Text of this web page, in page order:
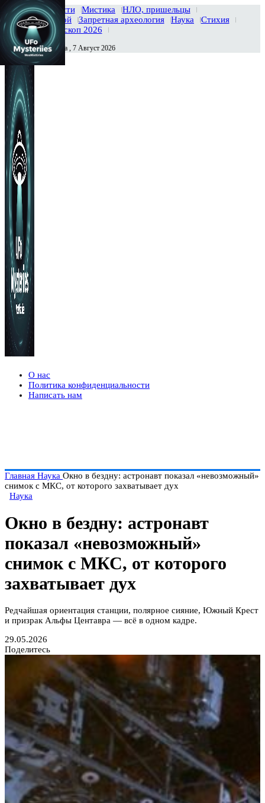
Главная Новости Мистика
НЛО, пришельцы
Тайны вселенной
Запретная археология Наука
Стихия
История
Гороскоп 2026
Сегодня Пятница , 7 Август 2026
О нас
Политика конфиденциальности
Написать нам
Главная Наука Окно в бездну: астронавт показал «невозможный»
снимок с МКС, от которого захватывает дух
Наука
Окно в бездну: астронавт
показал «невозможный»
снимок с МКС, от которого
захватывает дух
Редчайшая ориентация станции, полярное сияние, Южный Крест
и призрак Альфы Центавра — всё в одном кадре.
29.05.2026
Поделитесь